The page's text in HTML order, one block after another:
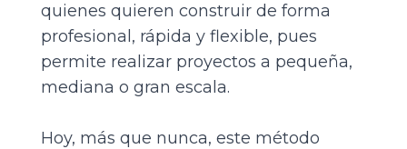
quienes quieren construir de forma
profesional, rápida y flexible, pues
permite realizar proyectos a pequeña,
mediana o gran escala.
Hoy, más que nunca, este método